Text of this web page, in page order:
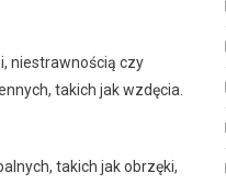
niestrawnością czy
takich jak wzdęcia.
takich jak obrzęki,